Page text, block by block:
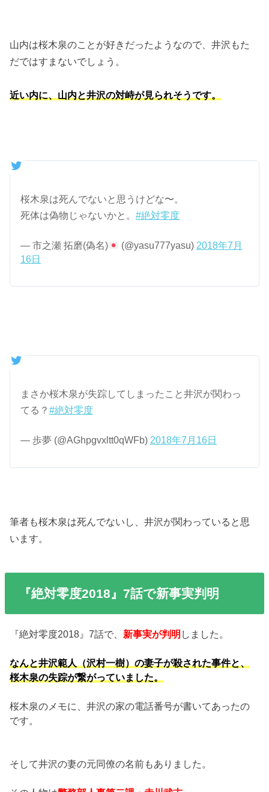
山内は桜木泉のことが好きだったようなので、井沢もた
だではすまないでしょう。
近い内に、山内と井沢の対峙が見られそうです。
桜木泉は死んでないと思うけどな〜。
死体は偽物じゃないかと。#絶対零度
— 市之瀬 拓磨(偽名) (@yasu777yasu) 2018年7月
16日
まさか桜木泉が失踪してしまったこと井沢が関わっ
てる？#絶対零度
— 歩夢 (@AGhpgvxltt0qWFb)2018年7月16日
筆者も桜木泉は死んでないし、井沢が関わっていると思
います。
『絶対零度2018』7話で新事実判明
『絶対零度2018』7話で、 新事実が判明 しました。
なんと井沢範人（沢村一樹）の妻子が殺された事件と、
桜木泉の失踪が繋がっていました。
桜木泉のメモに、井沢の家の電話番号が書いてあったの
です。
そして井沢の妻の元同僚の名前もありました。